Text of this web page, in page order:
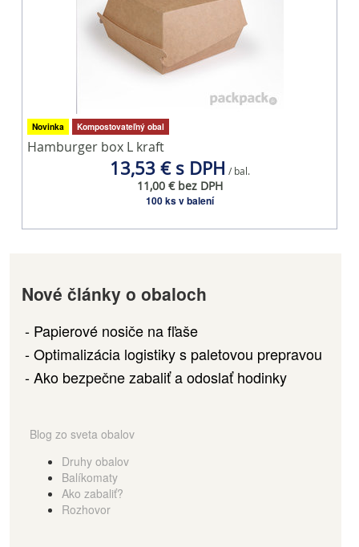
Novinka Kompostovateľný obal
Hamburger box L kraft
13,53 € s DPH / bal.
11,00 € bez DPH
100 ks v balení
Nové články o obaloch
Papierové nosiče na fľaše
Optimalizácia logistiky s paletovou prepravou
Ako bezpečne zabaliť a odoslať hodinky
Blog zo sveta obalov
Druhy obalov
Balíkomaty
Ako zabaliť?
Rozhovor